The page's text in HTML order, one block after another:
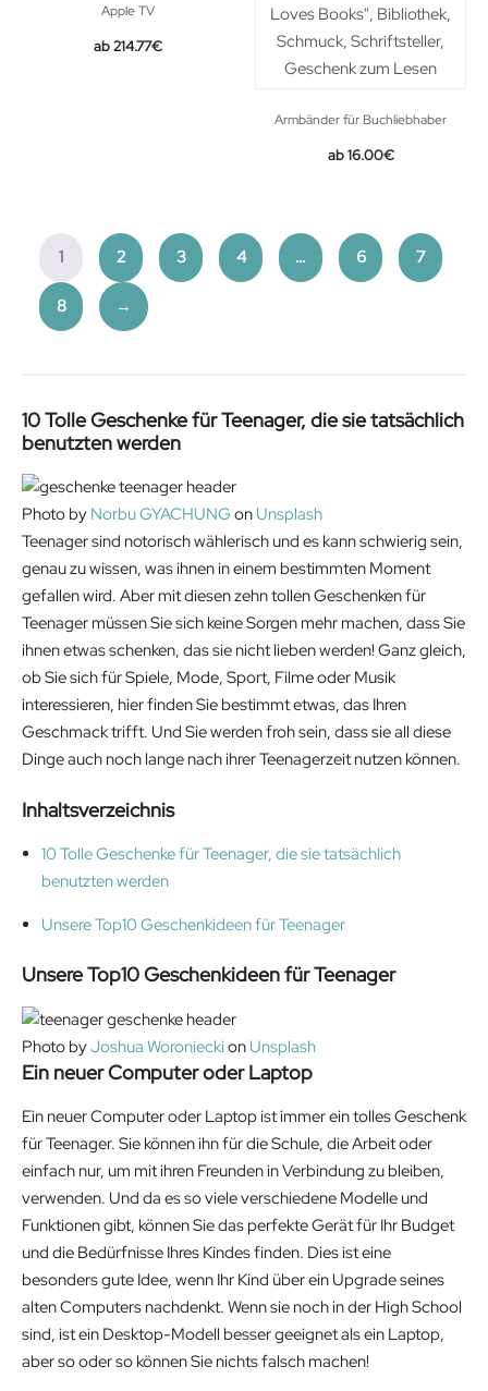
Apple TV
214.77€
Armbänder für Buchliebhaber
16.00€
1 2 3 4 … 6 7
8 →
10 Tolle Geschenke für Teenager, die sie tatsächlich
benutzten werden
Photo by Norbu GYACHUNG on Unsplash
Teenager sind notorisch wählerisch und es kann schwierig sein,
genau zu wissen, was ihnen in einem bestimmten Moment
gefallen wird. Aber mit diesen zehn tollen Geschenken für
Teenager müssen Sie sich keine Sorgen mehr machen, dass Sie
ihnen etwas schenken, das sie nicht lieben werden! Ganz gleich,
ob Sie sich für Spiele, Mode, Sport, Filme oder Musik
interessieren, hier finden Sie bestimmt etwas, das Ihren
Geschmack trifft. Und Sie werden froh sein, dass sie all diese
Dinge auch noch lange nach ihrer Teenagerzeit nutzen können.
Inhaltsverzeichnis
10 Tolle Geschenke für Teenager, die sie tatsächlich
benutzten werden
Unsere Top10 Geschenkideen für Teenager
Unsere Top10Geschenkideen für Teenager
Photo byJoshua Woroniecki on Unsplash
Ein neuer Computer oder Laptop
Ein neuer Computer oder Laptop ist immer ein tolles Geschenk
für Teenager. Sie können ihn für die Schule, die Arbeit oder
einfach nur, um mit ihren Freunden in Verbindung zu bleiben,
verwenden. Und da es so viele verschiedene Modelle und
Funktionen gibt, können Sie das perfekte Gerät für Ihr Budget
und die Bedürfnisse Ihres Kindes finden. Dies ist eine
besonders gute Idee, wenn Ihr Kind über ein Upgrade seines
alten Computers nachdenkt. Wenn sie noch in der High School
sind, ist ein Desktop-Modell besser geeignet als ein Laptop,
aber so oder so können Sie nichts falsch machen!